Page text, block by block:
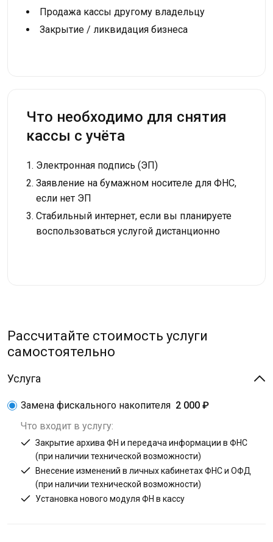
Продажа кассы другому владельцу
Закрытие / ликвидация бизнеса
Что необходимо для снятия
кассы с учёта
Электронная подпись (ЭП)
Заявление на бумажном носителе для ФНС,
если нет ЭП
Стабильный интернет, если вы планируете
воспользоваться услугой дистанционно
Рассчитайте стоимость услуги
самостоятельно
Услуга
Замена фискального накопителя 2 000 ₽
Что входит в услугу:
Закрытие архива ФН и передача информации в ФНС
(при наличии технической возможности)
Внесение изменений в личных кабинетах ФНС и ОФД
(при наличии технической возможности)
Установка нового модуля ФН в кассу